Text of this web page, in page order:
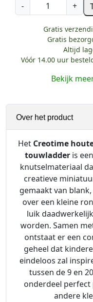
-
r
u
t
e
m
+
Gratis
Gratis
Altijd
Vóór 14.00 uur
Bekijk
Over het product
Het Creotime
touwladder is
knutselmateriaal
creatieve
gemaakt van
over een kleine
luik
worden. Samen
ontstaat er een
geheel dat
eindeloos zal
tussen de 9 en
onderdeel
andere